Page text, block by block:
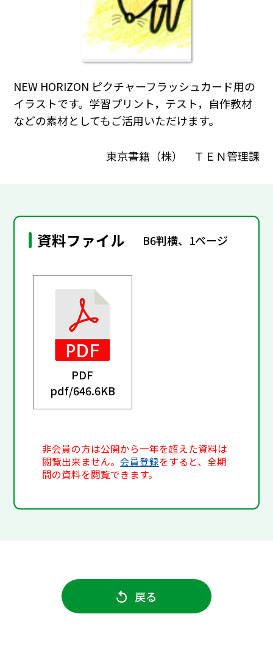
NEW HORIZON ピクチャーフラッシュカード用の
イラストです。学習プリント，テスト，自作教材
などの素材としてもご活用いただけます。
東京書籍（株） ＴＥＮ管理課
資料ファイル B6判横、1ページ
PDF
pdf/646.6KB
非会員の方は公開から一年を超えた資料は
閲覧出来ません。会員登録をすると、全期
間の資料を閲覧できます。
戻る